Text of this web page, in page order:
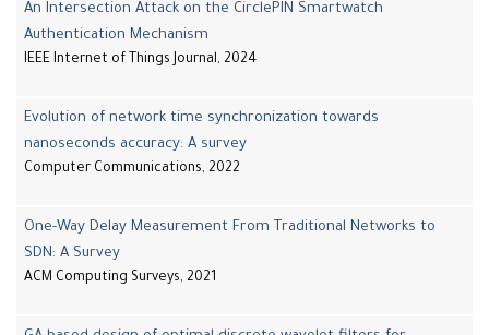
An Intersection Attack on the CirclePIN Smartwatch
Authentication Mechanism
IEEE Internet of Things Journal, 2024
Evolution of network time synchronization towards
nanoseconds accuracy: A survey
Computer Communications, 2022
One-Way Delay Measurement From Traditional Networks to
SDN: A Survey
ACM Computing Surveys, 2021